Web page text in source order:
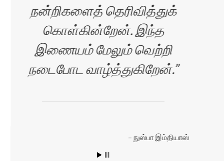
நன்றிகளைத் தெரிவித்துக்
கொள்கின்றேன். இந்த
இணையம் மேலும் வெற்றி
நடைபோட வாழ்த்துகிறேன்.
நுஸ்பா இம்தியாஸ்